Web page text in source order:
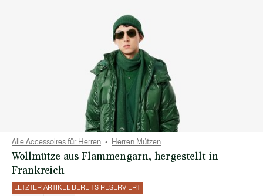
Alle Accessoires für Herren Herren Mützen
Wollmütze aus Flammengarn, hergestellt in
Frankreich
LETZTER ARTIKEL BEREITS RESERVIERT